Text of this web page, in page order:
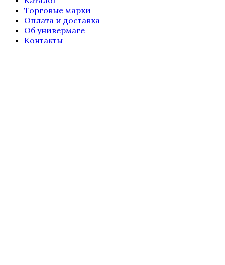
Торговые марки
Оплата и доставка
Об универмаге
Контакты